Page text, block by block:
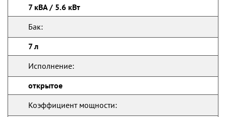
7 кВА / 5.6 кВт
Бак:
7 л
Исполнение:
открытое
Коэффициент мощности: